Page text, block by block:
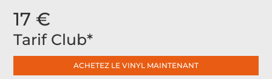
17 €
Tarif Club*
ACHETEZ LE VINYL MAINTENANT